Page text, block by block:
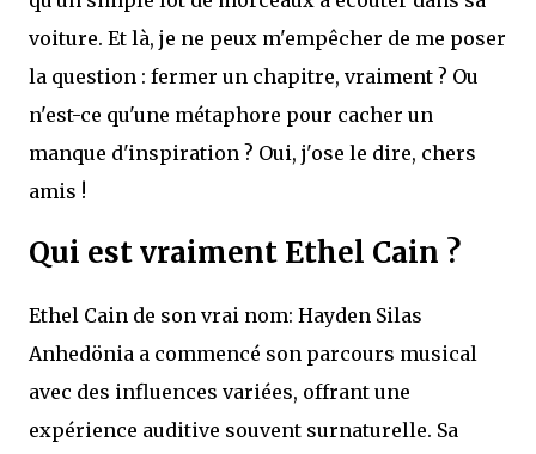
voiture. Et là, je ne peux m'empêcher de me poser
la question : fermer un chapitre, vraiment ? Ou
n'est-ce qu'une métaphore pour cacher un
manque d'inspiration ? Oui, j'ose le dire, chers
amis !
Qui est vraiment Ethel Cain ?
Ethel Cain de son vrai nom: Hayden Silas
Anhedönia a commencé son parcours musical
avec des influences variées, offrant une
expérience auditive souvent surnaturelle. Sa